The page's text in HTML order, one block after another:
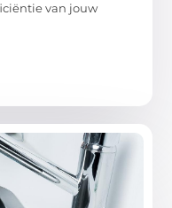
van jouw